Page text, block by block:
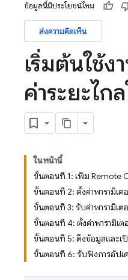
ข้อมูลนี้มีประโยชน์ไหม
ส่งความคิดเห็น
เริ่มต้นใช้ง
ค่าระยะไก
ในหน้านี้
ขั้นตอนที่ 1: เพิ่ม Remote
ขั้นตอนที่ 2: ตั้งค่าพารามิเต
ขั้นตอนที่ 3: รับค่าพารามิเต
ขั้นตอนที่ 4: ตั้งค่าพารามิเต
ขั้นตอนที่ 5: ดึงข้อมูลและเปิ
ขั้นตอนที่ 6: รับฟังการอัปเ